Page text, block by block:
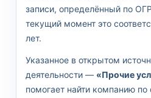
записи, определённый по
текущий момент это
лет.
Указанное в открытом
деятельности — «Прочие
помогает найти компанию по